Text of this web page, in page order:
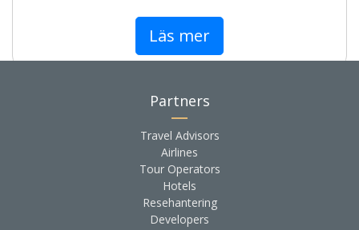
Läs mer
Partners
Travel Advisors
Airlines
Tour Operators
Hotels
Resehantering
Developers